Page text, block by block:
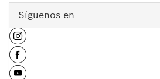
Síguenos en